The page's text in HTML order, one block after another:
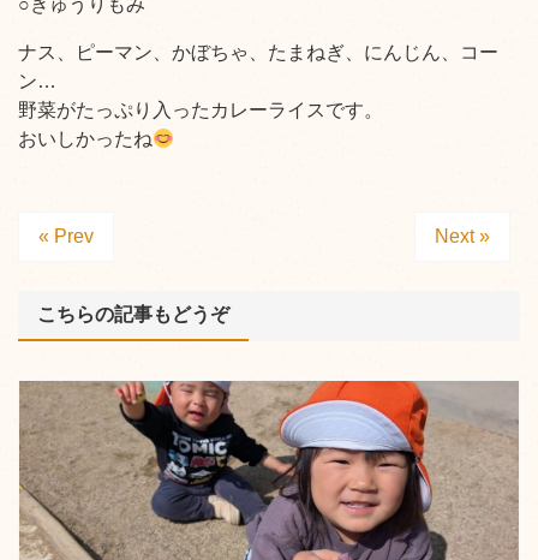
○きゅうりもみ
ナス、ピーマン、かぼちゃ、たまねぎ、にんじん、コー
ン…
野菜がたっぷり入ったカレーライスです。
おいしかったね
« Prev Next »
こちらの記事もどうぞ